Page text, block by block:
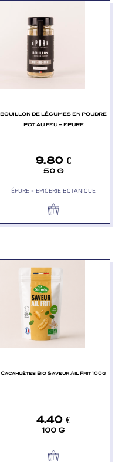
BOUILLON DE LÉGUMES EN POUDRE
POT AU FEU – EPURE
9.80 €
50 G
ÉPURE - EPICERIE BOTANIQUE
Cacahuètes Bio Saveur Ail Frit 100g
4.40 €
100 G